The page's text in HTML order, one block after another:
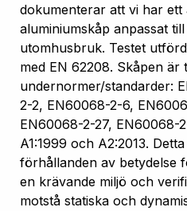
dokumenterar att vi har
aluminiumskåp anpassat
utomhusbruk. Testet
med EN 62208. Skåpen är
undernormer/standarder:
2-2, EN60068-2-6,
EN60068-2-27, EN60068-
A1:1999 och A2:2013.
förhållanden av betydelse
en krävande miljö och
motstå statiska och